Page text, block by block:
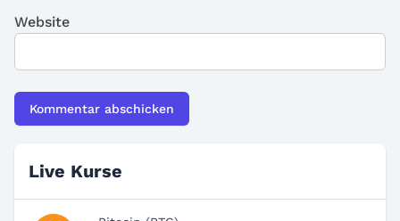
Website
Live Kurse